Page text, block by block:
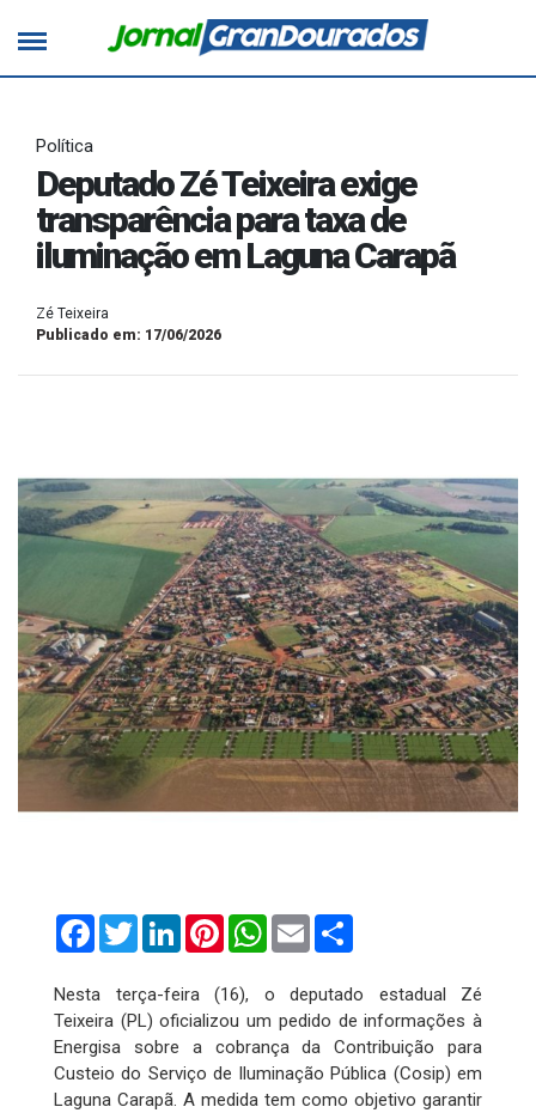
Política
Deputado Zé Teixeira exige
transparência para taxa de
iluminação em Laguna Carapã
Zé Teixeira
Publicado em: 17/06/2026
FacebookTwitterLinkedInPinterestWhatsApp
Email
Nesta terça-feira (16), o deputado estadual Zé
Teixeira (PL) oficializou um pedido de informações à
Energisa sobre a cobrança da Contribuição para
Custeio do Serviço de Iluminação Pública (Cosip) em
Laguna Carapã. A medida tem como objetivo garantir